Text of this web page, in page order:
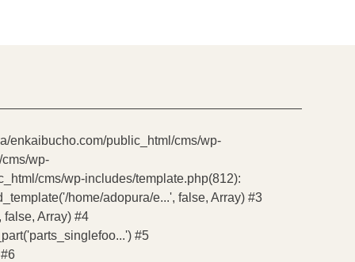
enkaibucho.com/public_html/cms/wp-
wp-
cms/wp-includes/template.php(812):
home/adopura/e...', false, Array) #3
Array) #4
#5